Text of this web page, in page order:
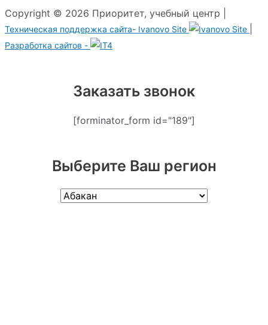
Copyright © 2026 Приоритет, учебный центр |
Техническая поддержка сайта- Ivanovo Site
Разработка сайтов -
Заказать звонок
[forminator_form id="189"]
Выберите Ваш регион